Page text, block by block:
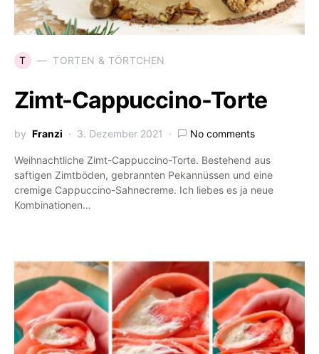
T TORTEN & TÖRTCHEN
Zimt-Cappuccino-Torte
by Franzi 3. Dezember 2021 No comments
Weihnachtliche Zimt-Cappuccino-Torte. Bestehend aus
saftigen Zimtböden, gebrannten Pekannüssen und eine
cremige Cappuccino-Sahnecreme. Ich liebes es ja neue
Kombinationen…